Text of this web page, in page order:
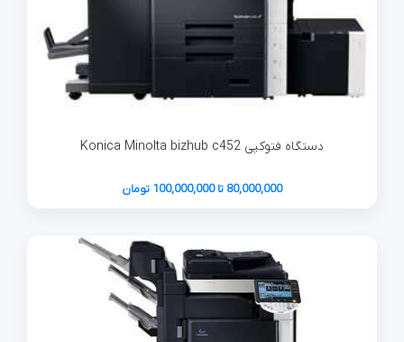
دستگاه فتوکپی Konica Minolta bizhub c452
80,000,000 تا 100,000,000 تومان